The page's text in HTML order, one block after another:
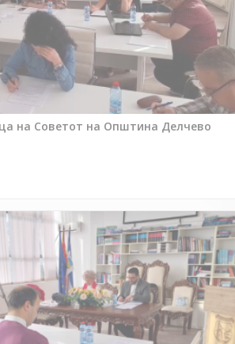
на Советот на Општина Делчево